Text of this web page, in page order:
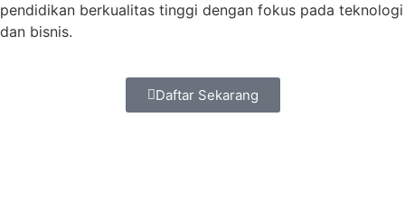
pendidikan berkualitas tinggi dengan fokus pada teknologi
dan bisnis.
Daftar Sekarang